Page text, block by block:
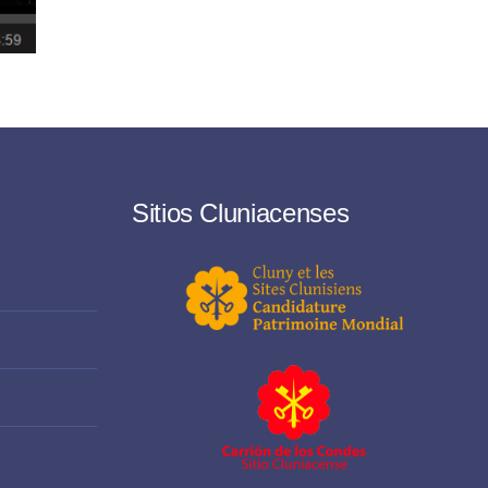
Sitios Cluniacenses